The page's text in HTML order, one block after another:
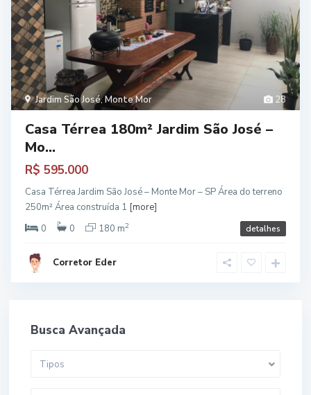
28
Jardim São José,Monte Mor
Casa Térrea 180m² Jardim São José –
Mo...
R$ 595.000
Casa Térrea Jardim São José – Monte Mor – SP Área do terreno
250m² Área construída 1 [more]
0
0 180 m2 detalhes
Corretor Eder
Busca Avançada
Tipos